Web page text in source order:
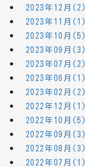
2023年12月(2)
2023年11月(1)
2023年10月(5)
2023年09月(3)
2023年07月(2)
2023年06月(1)
2023年02月(2)
2022年12月(1)
2022年10月(5)
2022年09月(3)
2022年08月(3)
2022年07月(1)